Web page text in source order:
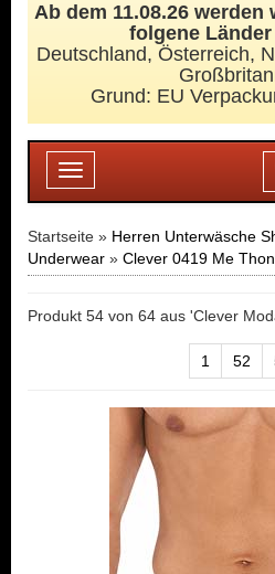
Ab dem 11.08.26
folgene
Deutschland, Österreich,
Grund: EU
Toggle
navigation
Startseite » Herren Unterwäsche
Underwear » Clever 0419 Me
Produkt 54 von 64 aus 'Clever
1 52